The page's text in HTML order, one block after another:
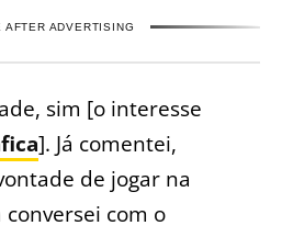
AFTER ADVERTISING
sim [o interesse
]. Já comentei,
de jogar na
conversei com o